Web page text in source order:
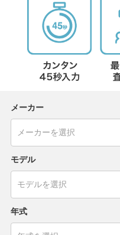
メーカー
モデル
年式